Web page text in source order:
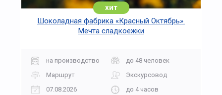
хит
Шоколадная фабрика «Красный Октябрь».
Мечта сладкоежки
на производство
до 48 человек
Маршрут
Экскурсовод
07.08.2026
до 4 часов